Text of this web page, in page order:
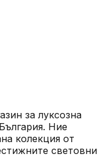
за луксозна
Ние
колекция от
световни